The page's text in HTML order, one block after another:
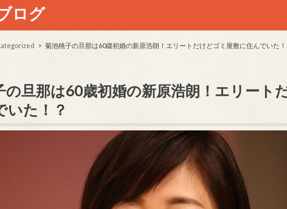
ログ
菊池桃子の旦那は60歳初婚の新原浩朗！エリートだけどゴミ屋敷に住んでいた！
の旦那は60歳初婚の新原浩朗！エリート
いた！？